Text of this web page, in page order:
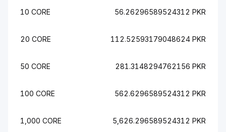
10 CORE 56.26296589524312 PKR
20 CORE 112.52593179048624 PKR
50 CORE 281.3148294762156 PKR
100 CORE 562.6296589524312 PKR
1,000 CORE 5,626.296589524312 PKR